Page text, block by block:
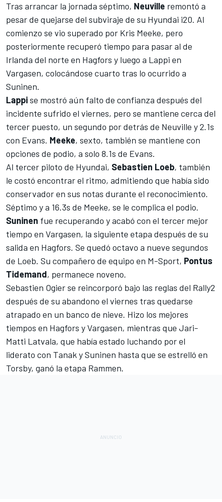
Tras arrancar la jornada séptimo, Neuville remontó a
pesar de quejarse del subviraje de su Hyundai i20. Al
comienzo se vio superado por Kris Meeke, pero
posteriormente recuperó tiempo para pasar al de
Irlanda del norte en Hagfors y luego a Lappi en
Vargasen, colocándose cuarto tras lo ocurrido a
Suninen.
Lappise mostró aún falto de confianza después del
incidente sufrido el viernes, pero se mantiene cerca del
tercer puesto, un segundo por detrás de Neuville y 2.1s
con Evans. Meeke, sexto, también se mantiene con
opciones de podio, a solo 8.1s de Evans.
Al tercer piloto de Hyundai, Sebastien Loeb, también
le costó encontrar el ritmo, admitiendo que había sido
conservador en sus notas durante el reconocimiento.
Séptimo y a 16.3s de Meeke, se le complica el podio.
Suninen fue recuperando y acabó con el tercer mejor
tiempo en Vargasen, la siguiente etapa después de su
salida en Hagfors. Se quedó octavo a nueve segundos
de Loeb. Su compañero de equipo en M-Sport, Pontus
Tidemand, permanece noveno.
Sebastien Ogierse reincorporó bajo las reglas del Rally2
después de su abandono el viernes tras quedarse
atrapado en un banco de nieve. Hizo los mejores
tiempos en Hagfors y Vargasen, mientras que Jari-
Matti Latvala, que había estado luchando por el
liderato con Tanak y Suninen hasta que se estrelló en
Torsby, ganó la etapa Rammen.